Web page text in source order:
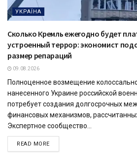
УКРАЇНА
Сколько Кремль ежегодно будет
устроенный террор: экономист
размер репараций
09.08.2026
Полноценное возмещение
нанесенного Украине российской
потребует создания долгосрочных
финансовых механизмов,
Экспертное сообщество...
READ MORE